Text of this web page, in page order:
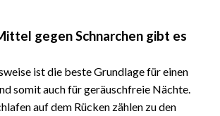
gegen Schnarchen gibt es
ist die beste Grundlage für einen
somit auch für geräuschfreie Nächte.
auf dem Rücken zählen zu den